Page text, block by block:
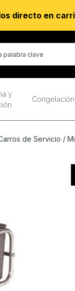
y
Congelación
de Servicio /
directo en